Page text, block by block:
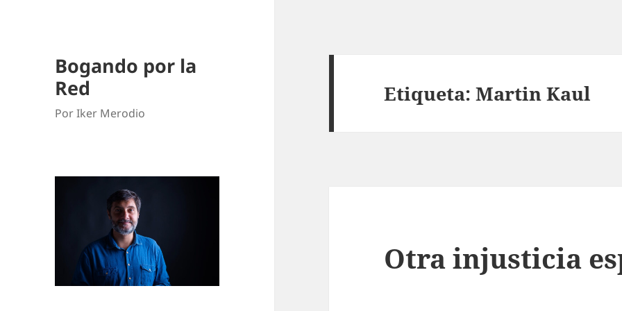
Bogando por la
Red
Por Iker Merodio
Etiqueta:Martin Kaul
Otra injusticia